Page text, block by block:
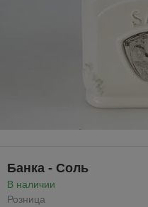
Банка - Соль
В наличии
Розница